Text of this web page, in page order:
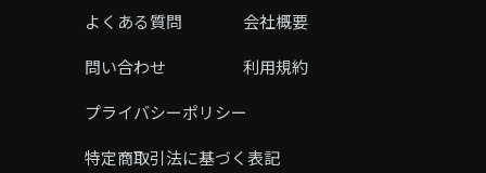
よくある質問
会社概要
問い合わせ
利用規約
プライバシーポリシー
特定商取引法に基づく表記